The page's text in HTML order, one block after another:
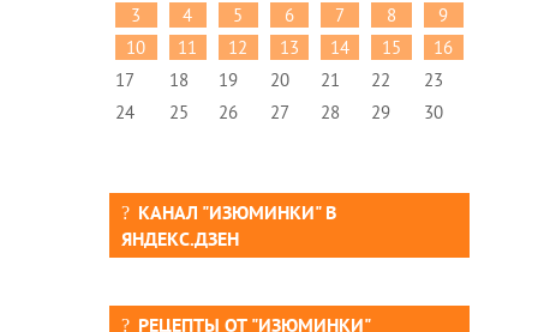
3 4 5 6 7 8
9
10
11 12 13 14 15
16
17
18 19 20 21 22
23
24
25 26 27 28 29 30
КАНАЛ "ИЗЮМИНКИ" В
ЯНДЕКС.ДЗЕН
РЕЦЕПТЫ ОТ "ИЗЮМИНКИ"